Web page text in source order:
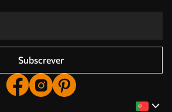
Subscrever